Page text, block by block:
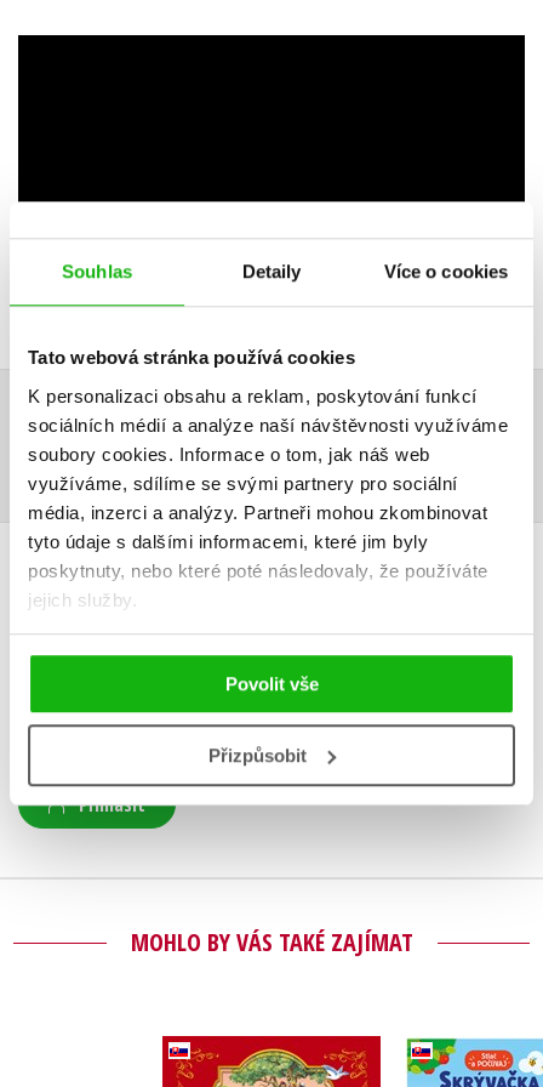
Souhlas Detaily Více o cookies
Tato webová stránka používá cookies
K personalizaci obsahu a reklam, poskytování funkcí
sociálních médií a analýze naší návštěvnosti využíváme
soubory cookies. Informace o tom, jak náš web
využíváme, sdílíme se svými partnery pro sociální
média, inzerci a analýzy. Partneři mohou zkombinovat
tyto údaje s dalšími informacemi, které jim byly
poskytnuty, nebo které poté následovaly, že používáte
jejich služby.
Povolit vše
Přizpůsobit
DALŠÍ TITULY Z ŘADY "DETSKÝ TABLET (SK)"
HODNOCENÍ ČTENÁŘŮ
V současné době nejsou vytvořena žádná uživatelská hodnocení.
Vaše hodnocení
Uživatelskou recenzi mohou vkládat pouze registrovaní uživatelé
Přihlásit
MOHLO BY VÁS TAKÉ ZAJÍMAT
Biblia pre deti -
Stlač a